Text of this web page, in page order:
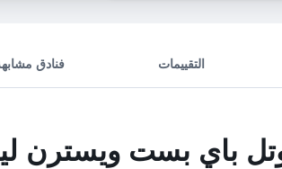
التقييمات فنادق
باي بست ويسترن